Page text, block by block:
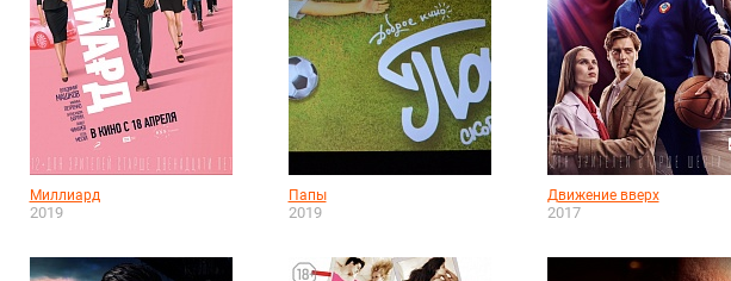
Миллиард
2019
Папы
2019
Движение вверх
2017